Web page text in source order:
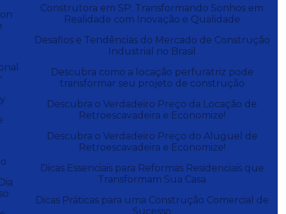
Construtora em SP: Transformando Sonhos em
Realidade com Inovação e Qualidade
Desafios e Tendências do Mercado de Construção
Industrial no Brasil
Descubra como a locação perfuratriz pode
transformar seu projeto de construção
Descubra o Verdadeiro Preço da Locação de
Retroescavadeira e Economize!
Descubra o Verdadeiro Preço do Aluguel de
Retroescavadeira e Economize!
Dicas Essenciais para Reformas Residenciais que
Transformam Sua Casa
Dicas Práticas para uma Construção Comercial de
Sucesso